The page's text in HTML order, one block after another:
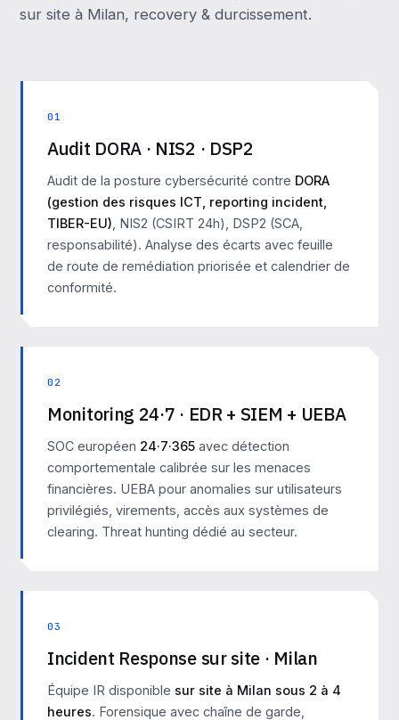
sur site à Milan, recovery & durcissement.
01
Audit DORA · NIS2 · DSP2
Audit de la posture cybersécurité contre DORA
(gestion des risques ICT, reporting incident,
TIBER-EU) , NIS2 (CSIRT 24h), DSP2 (SCA,
responsabilité). Analyse des écarts avec feuille
de route de remédiation priorisée et calendrier de
conformité.
02
Monitoring 24·7 · EDR + SIEM + UEBA
SOC européen 24·7·365 avec détection
comportementale calibrée sur les menaces
financières. UEBA pour anomalies sur utilisateurs
privilégiés, virements, accès aux systèmes de
clearing. Threat hunting dédié au secteur.
03
Incident Response sur site · Milan
Équipe IR disponible sur site à Milan sous 2 à 4
heures. Forensique avec chaîne de garde,